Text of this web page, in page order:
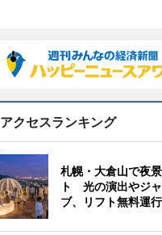
アクセスランキング
札幌・大倉山で夜
ト 光の演出やジ
ブ、リフト無料運